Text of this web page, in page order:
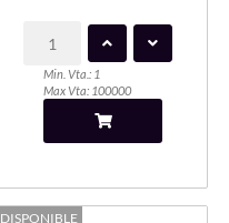
Min. Vta.: 1
Max Vta: 100000
DISPONIBLE